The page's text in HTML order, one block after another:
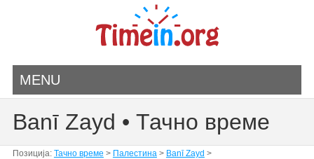
MENU
Banī Zayd • Тачно време
Позиција: Тачно време > Палестина> Banī Zayd >